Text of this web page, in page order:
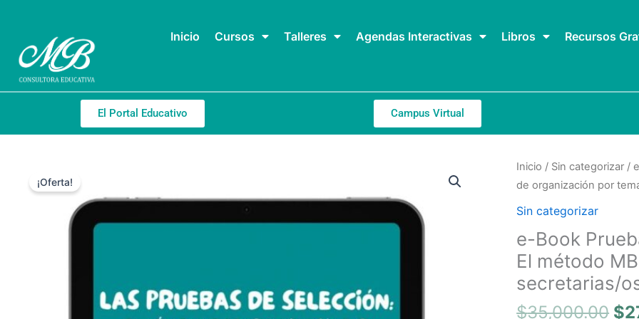
contenido
Inicio Cursos Talleres Agendas Interactivas Libros Recursos
El Portal Educativo Campus Virtual
¡Oferta!
Inicio / Sin categorizar /
de organización por
Sin categorizar
e-Book
El método
secretarias/
$35,000.00
El
$
e-
Book
Pruebas
Selección
(NIVEL
INICIAL):
método